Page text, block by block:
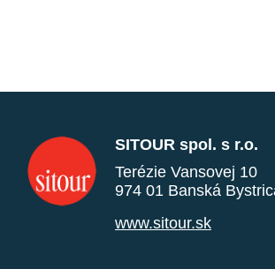
SITOUR spol. s r.o.
Terézie Vansovej 10
974 01 Banská
www.sitour.sk